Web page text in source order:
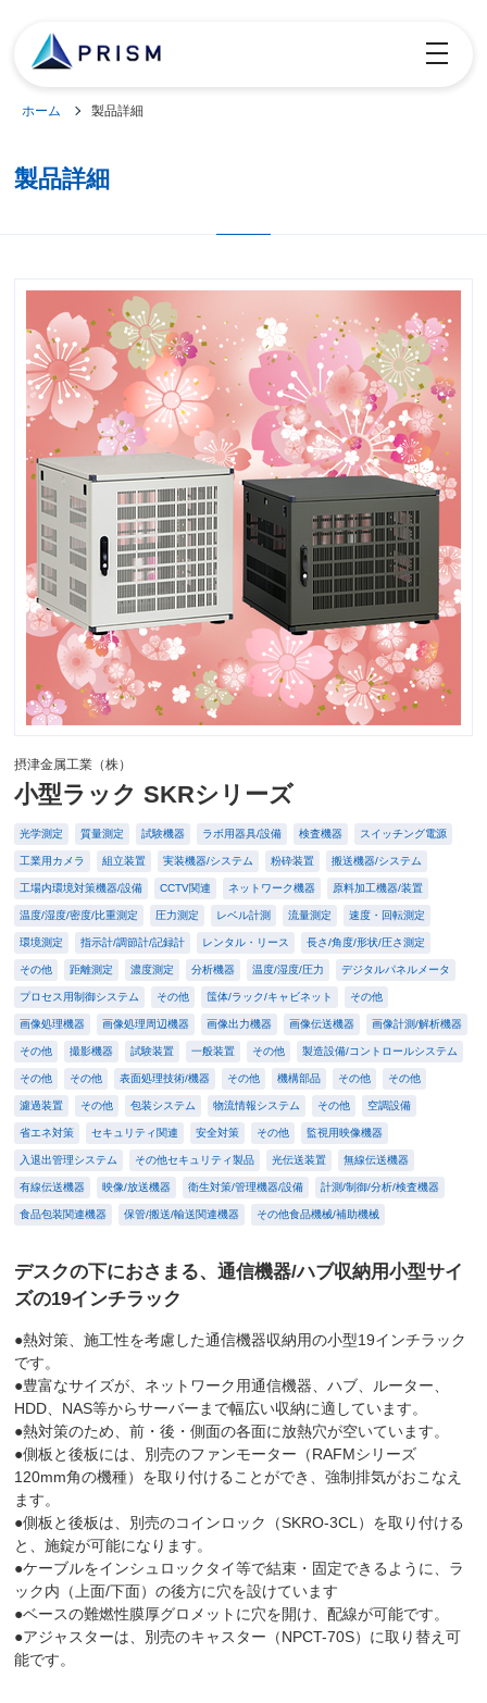
toggle
ホーム 製品詳細
製品詳細
摂津金属工業（株）
小型ラック SKRシリーズ
光学測定 質量測定 試験機器 ラボ用器具/設備 検査機器 スイッチング電源
工業用カメラ 組立装置 実装機器/システム 粉砕装置 搬送機器/システム
工場内環境対策機器/設備 CCTV関連 ネットワーク機器 原料加工機器/装置
温度/湿度/密度/比重測定 圧力測定 レベル計測 流量測定 速度・回転測定
環境測定 指示計/調節計/記録計 レンタル・リース 長さ/角度/形状/圧さ測定
その他 距離測定 濃度測定 分析機器 温度/湿度/圧力 デジタルパネルメータ
プロセス用制御システム その他 筺体/ラック/キャビネット その他
画像処理機器 画像処理周辺機器 画像出力機器 画像伝送機器 画像計測/解析機器
その他 撮影機器 試験装置 一般装置 その他 製造設備/コントロールシステム
その他 その他 表面処理技術/機器 その他 機構部品 その他 その他
濾過装置 その他 包装システム 物流情報システム その他 空調設備
省エネ対策 セキュリティ関連 安全対策 その他 監視用映像機器
入退出管理システム その他セキュリティ製品 光伝送装置 無線伝送機器
有線伝送機器 映像/放送機器 衛生対策/管理機器/設備 計測/制御/分析/検査機器
食品包装関連機器 保管/搬送/輸送関連機器 その他食品機械/補助機械
デスクの下におさまる、通信機器/ハブ収納用小型サイ
ズの19インチラック
●熱対策、施工性を考慮した通信機器収納用の小型19インチラック
です。
●豊富なサイズが、ネットワーク用通信機器、ハブ、ルーター、
HDD、NAS等からサーバーまで幅広い収納に適しています。
●熱対策のため、前・後・側面の各面に放熱穴が空いています。
●側板と後板には、別売のファンモーター（RAFMシリーズ
120mm角の機種）を取り付けることができ、強制排気がおこなえ
ます。
●側板と後板は、別売のコインロック（SKRO-3CL）を取り付ける
と、施錠が可能になります。
●ケーブルをインシュロックタイ等で結束・固定できるように、ラ
ック内（上面/下面）の後方に穴を設けています
●ベースの難燃性膜厚グロメットに穴を開け、配線が可能です。
●アジャスターは、別売のキャスター（NPCT-70S）に取り替え可
能です。